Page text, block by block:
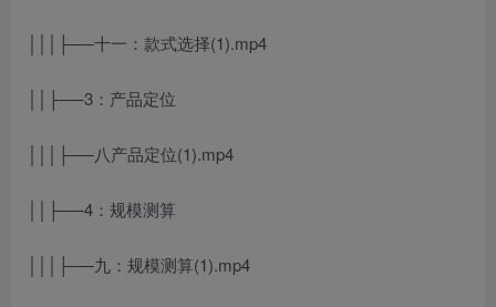
│││├──十一：款式选择(1).mp4
││├──3：产品定位
│││├──八产品定位(1).mp4
││├──4：规模测算
│││├──九：规模测算(1).mp4